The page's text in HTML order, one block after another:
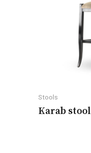
Stools
Karab stool